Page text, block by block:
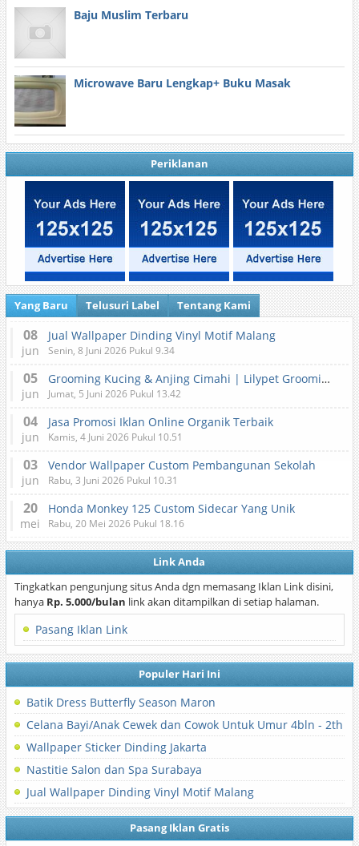
Baju Muslim Terbaru
Microwave Baru Lengkap+ Buku Masak
Periklanan
Yang Baru Telusuri Label Tentang Kami
08
jun
Jual Wallpaper Dinding Vinyl Motif Malang
Senin, 8 Juni 2026 Pukul 9.34
05
jun
Grooming Kucing & Anjing Cimahi | Lilypet Grooming & Pet Hotel
Jumat, 5 Juni 2026 Pukul 13.42
04
jun
Jasa Promosi Iklan Online Organik Terbaik
Kamis, 4 Juni 2026 Pukul 10.51
03
jun
Vendor Wallpaper Custom Pembangunan Sekolah
Rabu, 3 Juni 2026 Pukul 10.31
20
mei
Honda Monkey 125 Custom Sidecar Yang Unik
Rabu, 20 Mei 2026 Pukul 18.16
Link Anda
Tingkatkan pengunjung situs Anda dgn memasang Iklan Link disini,
hanya Rp. 5.000/bulan link akan ditampilkan di setiap halaman.
Pasang Iklan Link
Populer Hari Ini
Batik Dress Butterfly Season Maron
Celana Bayi/Anak Cewek dan Cowok Untuk Umur 4bln - 2th
Wallpaper Sticker Dinding Jakarta
Nastitie Salon dan Spa Surabaya
Jual Wallpaper Dinding Vinyl Motif Malang
Pasang Iklan Gratis